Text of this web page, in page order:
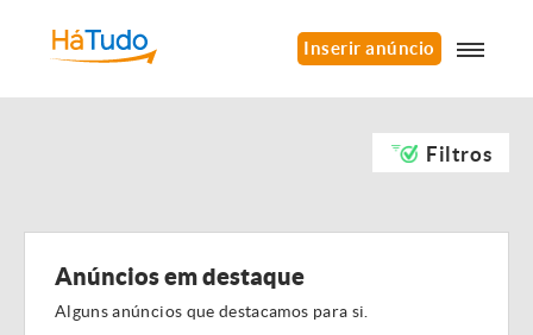
Inserir anúncio
Filtros
Anúncios em destaque
Alguns anúncios que destacamos para si.